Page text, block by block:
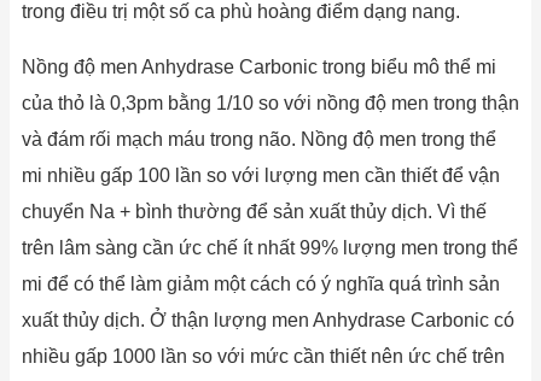
trong điều trị một số ca phù hoàng điểm dạng nang.
Nồng độ men Anhydrase Carbonic trong biểu mô thể mi
của thỏ là 0,3pm bằng 1/10 so với nồng độ men trong thận
và đám rối mạch máu trong não. Nồng độ men trong thể
mi nhiều gấp 100 lần so với lượng men cần thiết để vận
chuyển Na + bình thường để sản xuất thủy dịch. Vì thế
trên lâm sàng cần ức chế ít nhất 99% lượng men trong thể
mi để có thể làm giảm một cách có ý nghĩa quá trình sản
xuất thủy dịch. Ở thận lượng men Anhydrase Carbonic có
nhiều gấp 1000 lần so với mức cần thiết nên ức chế trên